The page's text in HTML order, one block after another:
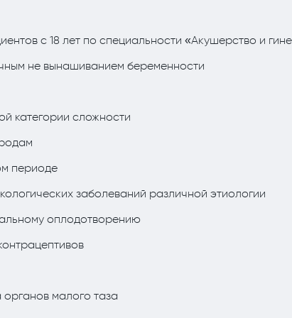
с 18 лет по специальности «Акушерство и
не вынашиванием беременности
категории сложности
периоде
заболеваний различной этиологии
оплодотворению
органов малого таза